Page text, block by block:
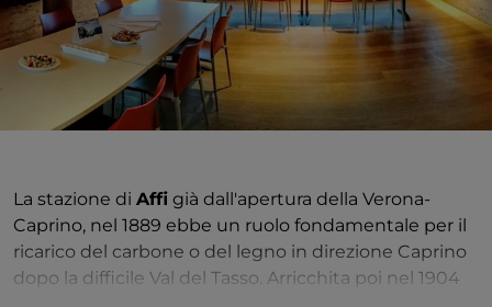
La stazione di Affi già dall'apertura della Verona-
Caprino, nel 1889 ebbe un ruolo fondamentale per il
ricarico del carbone o del legno in direzione Caprino
dopo la difficile Val del Tasso. Arricchita poi nel 1904